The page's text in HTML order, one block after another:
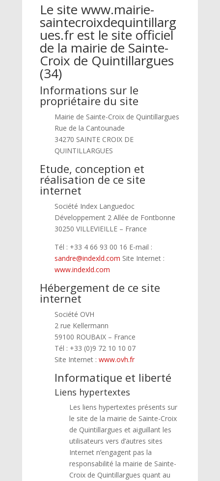
Le site www.mairie-
saintecroixdequintillarg
ues.fr est le site officiel
de la mairie de Sainte-
Croix de Quintillargues
(34)
Informations sur le
propriétaire du site
Mairie de Sainte-Croix de Quintillargues
Rue de la Cantounade
34270 SAINTE CROIX DE
QUINTILLARGUES
Etude, conception et
réalisation de ce site
internet
Société Index Languedoc
Développement 2 Allée de Fontbonne
30250 VILLEVIEILLE – France
Tél : +33 4 66 93 00 16 E-mail :
sandre@indexld.com Site Internet :
www.indexld.com
Hébergement de ce site
internet
Société OVH
2 rue Kellermann
59100 ROUBAIX – France
Tél : +33 (0)9 72 10 10 07
Site Internet : www.ovh.fr
Informatique et liberté
Liens hypertextes
Les liens hypertextes présents sur
le site de la mairie de Sainte-Croix
de Quintillargues et aiguillant les
utilisateurs vers d’autres sites
Internet n’engagent pas la
responsabilité la mairie de Sainte-
Croix de Quintillargues quant au